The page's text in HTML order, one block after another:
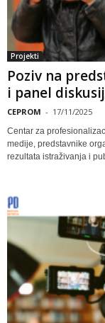
Projekti
Poziv na
i panel
CEPROM - 17/11/2025
Centar za
medije, predstavnike
rezultata istraživanja i